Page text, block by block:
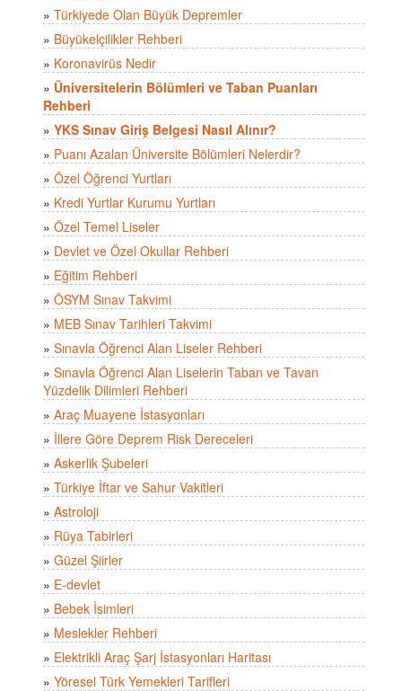
» Türkiyede Olan Büyük Depremler
» Büyükelçilikler Rehberi
» Koronavirüs Nedir
» Üniversitelerin Bölümleri ve Taban Puanları
Rehberi
» YKS Sınav Giriş Belgesi Nasıl Alınır?
» Puanı Azalan Üniversite Bölümleri Nelerdir?
» Özel Öğrenci Yurtları
» Kredi Yurtlar Kurumu Yurtları
» Özel Temel Liseler
» Devlet ve Özel Okullar Rehberi
» Eğitim Rehberi
» ÖSYM Sınav Takvimi
» MEB Sınav Tarihleri Takvimi
» Sınavla Öğrenci Alan Liseler Rehberi
» Sınavla Öğrenci Alan Liselerin Taban ve Tavan
Yüzdelik Dilimleri Rehberi
» Araç Muayene İstasyonları
» İllere Göre Deprem Risk Dereceleri
» Askerlik Şubeleri
» Türkiye İftar ve Sahur Vakitleri
» Astroloji
» Rüya Tabirleri
» Güzel Şiirler
» E-devlet
» Bebek İsimleri
» Meslekler Rehberi
» Elektrikli Araç Şarj İstasyonları Haritası
» Yöresel Türk Yemekleri Tarifleri